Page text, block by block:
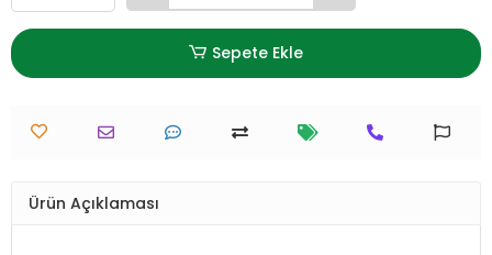
Sepete Ekle
Ürün Açıklaması